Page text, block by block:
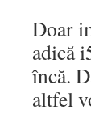
Doar
adică
încă.
altfel